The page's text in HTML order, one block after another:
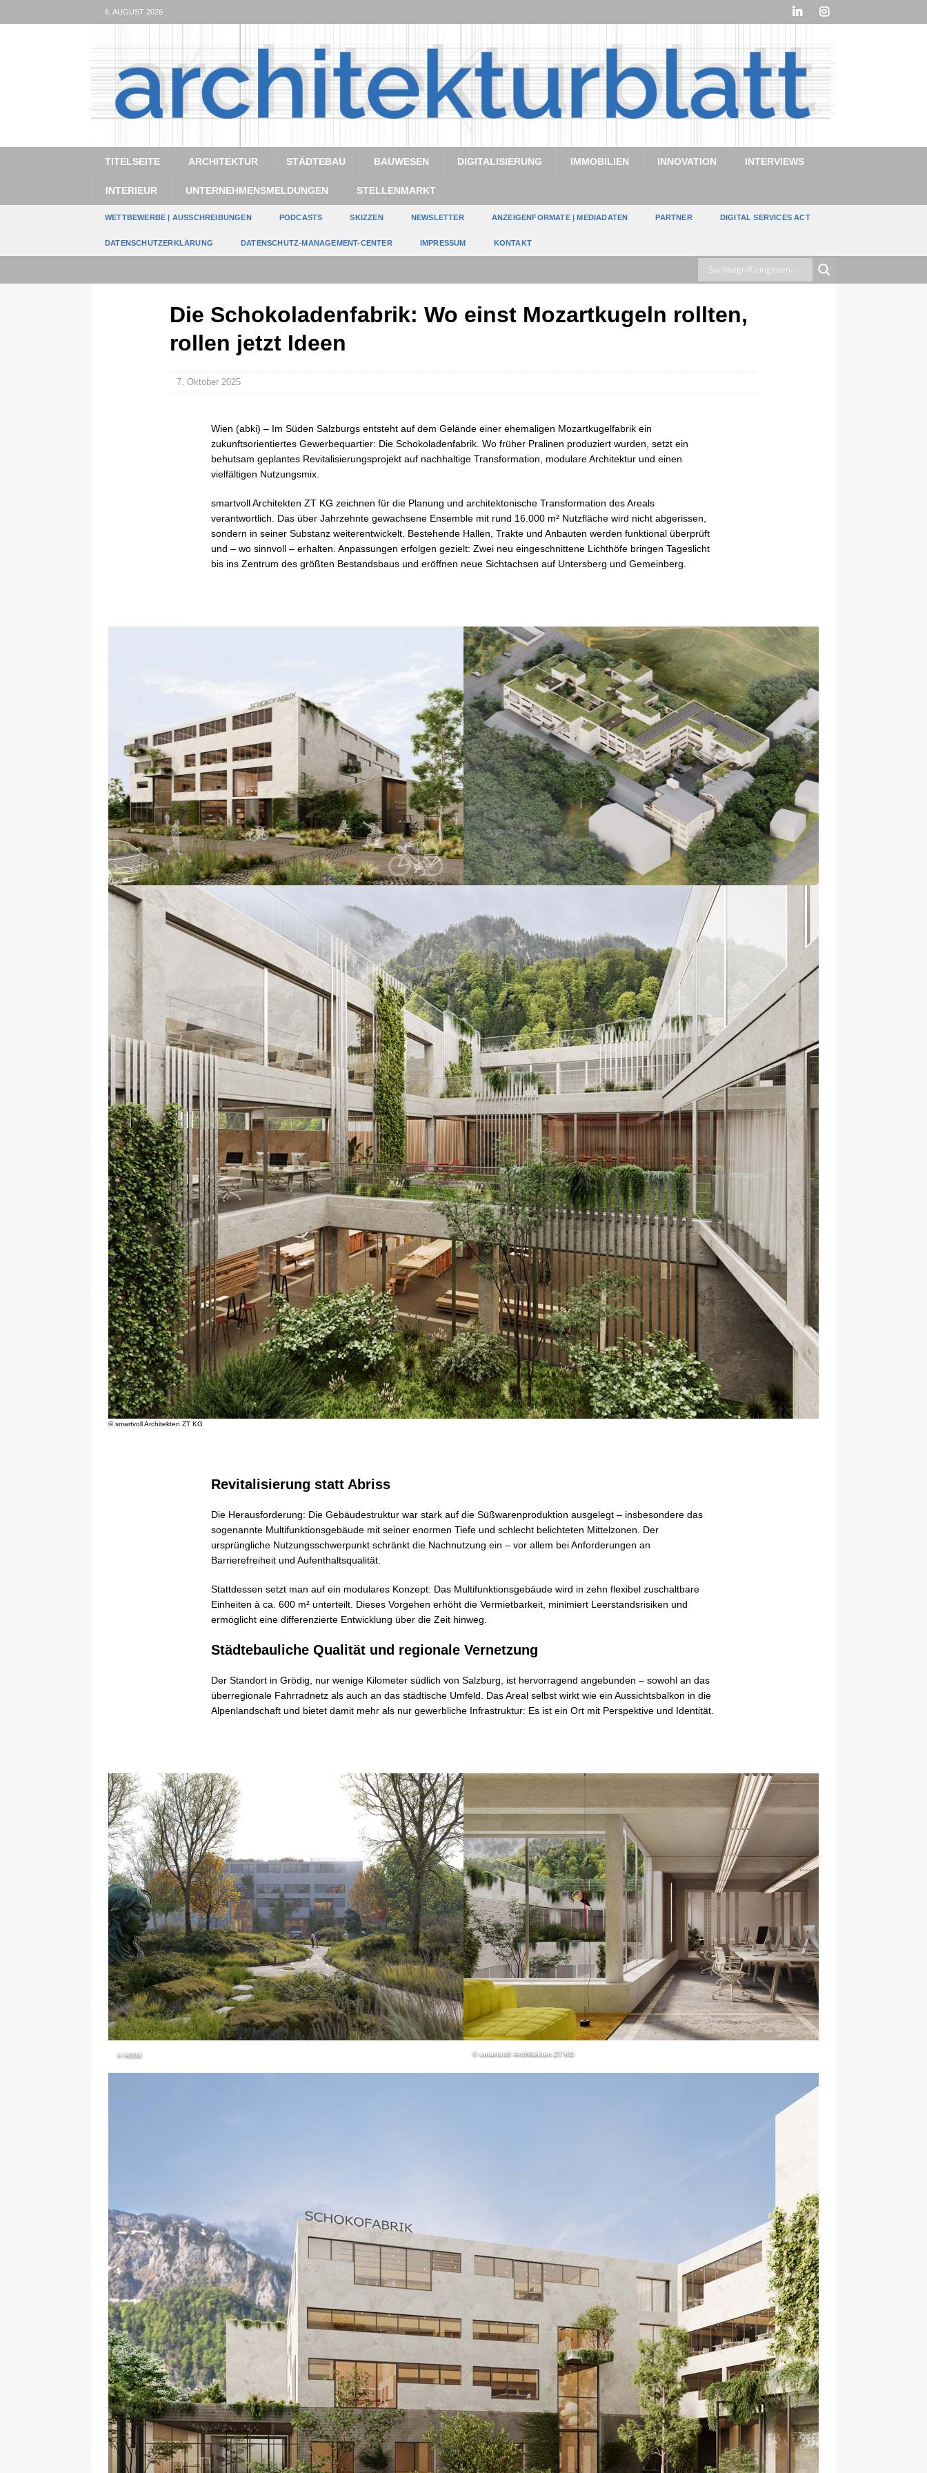
6. AUGUST 2026
TITELSEITE ARCHITEKTUR STÄDTEBAU BAUWESEN DIGITALISIERUNG IMMOBILIEN INNOVATION INTERVIEWS
INTERIEUR UNTERNEHMENSMELDUNGEN STELLENMARKT
WETTBEWERBE | AUSSCHREIBUNGEN PODCASTS SKIZZEN NEWSLETTER ANZEIGENFORMATE | MEDIADATEN PARTNER DIGITAL SERVICES ACT
DATENSCHUTZERKLÄRUNG DATENSCHUTZ-MANAGEMENT-CENTER IMPRESSUM KONTAKT
Die Schokoladenfabrik: Wo einst Mozartkugeln rollten,
rollen jetzt Ideen
7. Oktober 2025
Wien (abki) – Im Süden Salzburgs entsteht auf dem Gelände einer ehemaligen Mozartkugelfabrik ein
zukunftsorientiertes Gewerbequartier: Die Schokoladenfabrik. Wo früher Pralinen produziert wurden, setzt ein
behutsam geplantes Revitalisierungsprojekt auf nachhaltige Transformation, modulare Architektur und einen
vielfältigen Nutzungsmix.
smartvoll Architekten ZT KG zeichnen für die Planung und architektonische Transformation des Areals
verantwortlich. Das über Jahrzehnte gewachsene Ensemble mit rund 16.000 m² Nutzfläche wird nicht abgerissen,
sondern in seiner Substanz weiterentwickelt. Bestehende Hallen, Trakte und Anbauten werden funktional überprüft
und – wo sinnvoll – erhalten. Anpassungen erfolgen gezielt: Zwei neu eingeschnittene Lichthöfe bringen Tageslicht
bis ins Zentrum des größten Bestandsbaus und eröffnen neue Sichtachsen auf Untersberg und Gemeinberg.
© smartvoll Architekten ZT KG
Revitalisierung statt Abriss
Die Herausforderung: Die Gebäudestruktur war stark auf die Süßwarenproduktion ausgelegt – insbesondere das
sogenannte Multifunktionsgebäude mit seiner enormen Tiefe und schlecht belichteten Mittelzonen. Der
ursprüngliche Nutzungsschwerpunkt schränkt die Nachnutzung ein – vor allem bei Anforderungen an
Barrierefreiheit und Aufenthaltsqualität.
Stattdessen setzt man auf ein modulares Konzept: Das Multifunktionsgebäude wird in zehn flexibel zuschaltbare
Einheiten à ca. 600 m² unterteilt. Dieses Vorgehen erhöht die Vermietbarkeit, minimiert Leerstandsrisiken und
ermöglicht eine differenzierte Entwicklung über die Zeit hinweg.
Städtebauliche Qualität und regionale Vernetzung
Der Standort in Grödig, nur wenige Kilometer südlich von Salzburg, ist hervorragend angebunden – sowohl an das
überregionale Fahrradnetz als auch an das städtische Umfeld. Das Areal selbst wirkt wie ein Aussichtsbalkon in die
Alpenlandschaft und bietet damit mehr als nur gewerbliche Infrastruktur: Es ist ein Ort mit Perspektive und Identität.
© HISM © smartvoll Architekten ZT KG